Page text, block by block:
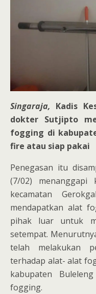
Singaraja, Kadis
dokter Sutjipto
fogging di
fire atau siap pakai
Penegasan itu
(7/02) menanggapi
kecamatan
mendapatkan alat
pihak luar untuk
setempat.
telah melakukan
terhadap alat- alat
kabupaten
fogging.